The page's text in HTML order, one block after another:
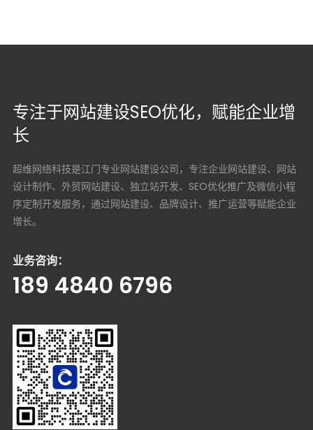
专注于网站建设SEO优化，赋能企业增
长
超维网络科技是江门专业网站建设公司，专注企业网站建设、网站
设计制作、外贸网站建设、独立站开发、SEO优化推广及微信小程
序定制开发服务，通过网站建设、品牌设计、推广运营等赋能企业
增长。
业务咨询：
189 4840 6796